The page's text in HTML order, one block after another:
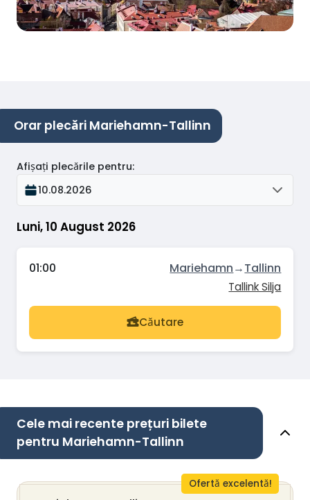
Orar plecări Mariehamn-Tallinn
Luni, 10 August 2026
Afișați plecările pentru:
10.08.2026
01:00 Mariehamn→Tallinn
Tallink Silja
Căutare
Cele mai recente prețuri bilete
pentru Mariehamn-Tallinn
Ofertă excelentă!